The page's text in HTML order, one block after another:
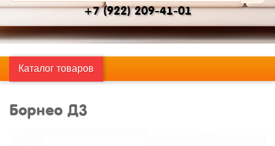
+7 (922) 209-41-01
Каталог товаров
Борнео Д3